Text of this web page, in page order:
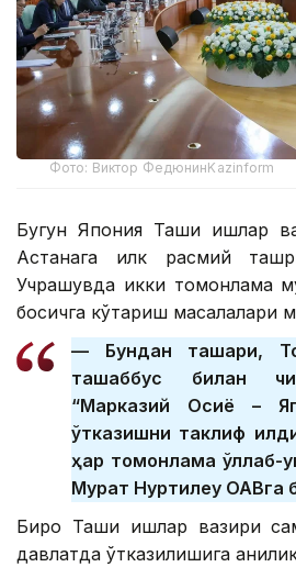
Фото: Виктор ФедюнинKazinform
Бугун Япония Ташқи ишлар
Астанага илк расмий
Учрашувда икки томонлама
босқичга кўтариш масалалари
— Бундан ташқари,
ташаббус билан
“Марказий Осиё –
ўтказишни таклиф
ҳар томонлама қўллаб-
Мурат Нуртилеу ОАВга
Бироқ Ташқи ишлар вазири
давлатда ўтказилишига